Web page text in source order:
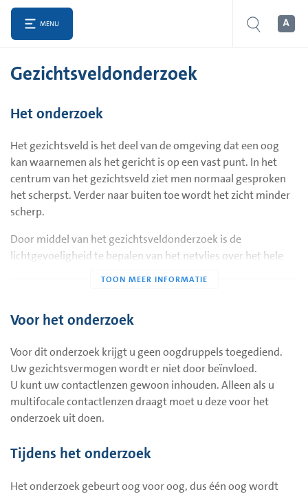
MENU
Gezichtsveldonderzoek
Het onderzoek
Het gezichtsveld is het deel van de omgeving dat een oog
kan waarnemen als het gericht is op een vast punt. In het
centrum van het gezichtsveld ziet men normaal gesproken
het scherpst. Verder naar buiten toe wordt het zicht minder
scherp.
Door middel van het gezichtsveldonderzoek is de
lichtgevoeligheid te bepalen van het netvlies over het hele
bepaalde plaatsen verstoord zijn. De patiënt merkt dit zelf
verstoringen in het gezichtsveld is dus erg belangrijk. Het
gezichtsveldonderzoek (perimetrie) kan hierbij helpen.
Voor het onderzoek
Voor dit onderzoek krijgt u geen oogdruppels toegediend.
Uw gezichtsvermogen wordt er niet door beïnvloed.
U kunt uw contactlenzen gewoon inhouden. Alleen als u
multifocale contactlenzen draagt moet u deze voor het
onderzoek uit doen.
Tijdens het onderzoek
Het onderzoek gebeurt oog voor oog, dus één oog wordt